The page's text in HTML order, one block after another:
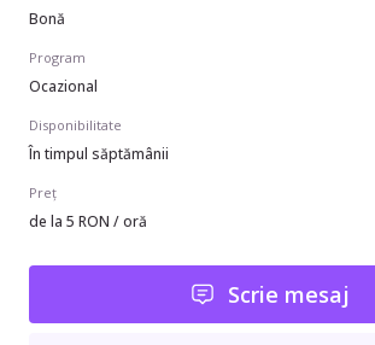
Bonă
Program
Ocazional
Disponibilitate
În timpul săptămânii
Preț
de la 5 RON / oră
Scrie mesaj